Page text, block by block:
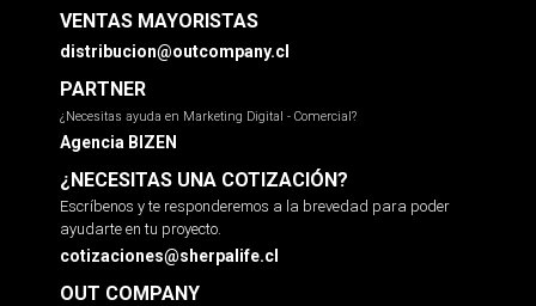
VENTAS MAYORISTAS
distribucion@outcompany.cl
PARTNER
¿Necesitas ayuda en Marketing Digital - Comercial?
Agencia BIZEN
¿NECESITAS UNA COTIZACIÓN?
Escríbenos y te responderemos a la brevedad para poder
ayudarte en tu proyecto.
cotizaciones@sherpalife.cl
OUT COMPANY